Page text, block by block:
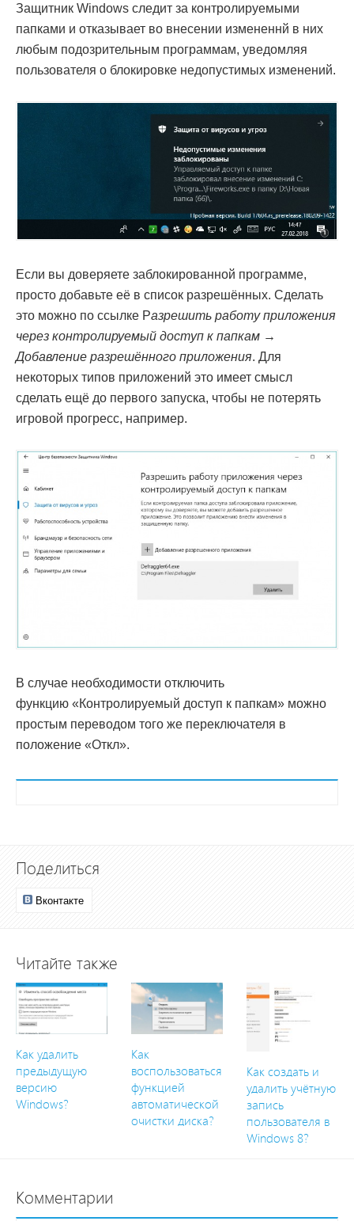
Защитник Windows следит за контролируемыми
папками и отказывает во внесении измененнй в них
любым подозрительным программам, уведомляя
пользователя о блокировке недопустимых изменений.
Если вы доверяете заблокированной программе,
просто добавьте её в список разрешённых. Сделать
это можно по ссылке Разрешить работу приложения
через контролируемый доступ к папкам →
Добавление разрешённого приложения. Для
некоторых типов приложений это имеет смысл
сделать ещё до первого запуска, чтобы не потерять
игровой прогресс, например.
В случае необходимости отключить
функцию «Контролируемый доступ к папкам» можно
простым переводом того же переключателя в
положение «Откл».
Поделиться
Вконтакте
Читайте также
Как удалить
предыдущую
версию
Windows?
Как
воспользоваться
функцией
автоматической
очистки диска?
Как создать и
удалить учётную
запись
пользователя в
Windows 8?
Комментарии